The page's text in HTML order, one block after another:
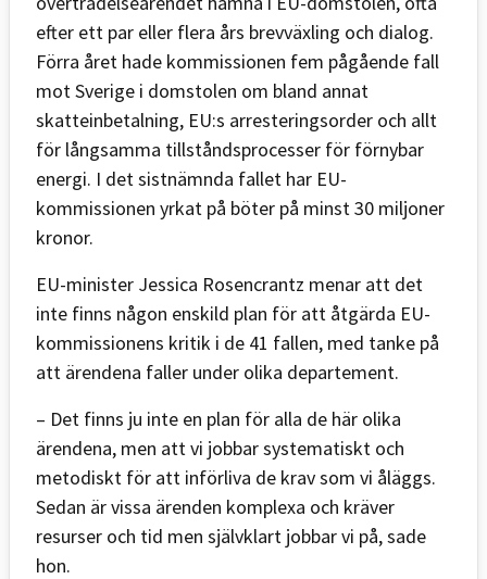
efter ett par eller flera års brevväxling och dialog.
Förra året hade kommissionen fem pågående fall
mot Sverige i domstolen om bland annat
skatteinbetalning, EU:s arresteringsorder och allt
för långsamma tillståndsprocesser för förnybar
energi. I det sistnämnda fallet har EU-
kommissionen yrkat på böter på minst 30 miljoner
kronor.
EU-minister Jessica Rosencrantz menar att det
inte finns någon enskild plan för att åtgärda EU-
kommissionens kritik i de 41 fallen, med tanke på
att ärendena faller under olika departement.
– Det finns ju inte en plan för alla de här olika
ärendena, men att vi jobbar systematiskt och
metodiskt för att införliva de krav som vi åläggs.
Sedan är vissa ärenden komplexa och kräver
resurser och tid men självklart jobbar vi på, sade
hon.